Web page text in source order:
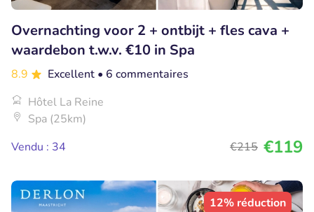
Overnachting voor 2 + ontbijt + fles cava +
waardebon t.w.v. €10 in Spa
8.9 Excellent • 6 commentaires
Hôtel La Reine
Spa (25km)
Vendu : 34
€215 €119
12% réduction